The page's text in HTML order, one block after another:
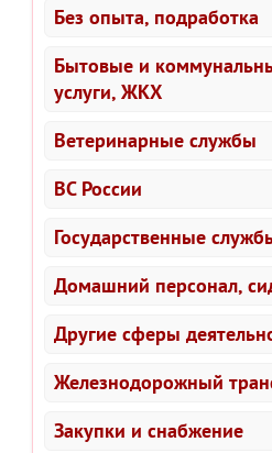
Без опыта, подработка
Бытовые и
услуги, ЖКХ
Ветеринарные службы
ВС России
Государственные
Домашний персонал,
Другие сферы
Железнодорожный
Закупки и снабжение